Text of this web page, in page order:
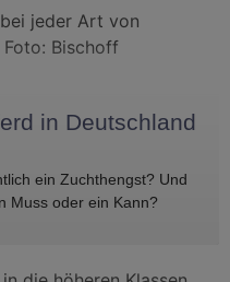
in Deutschland
ein Zuchthengst? Und
Muss oder ein Kann?